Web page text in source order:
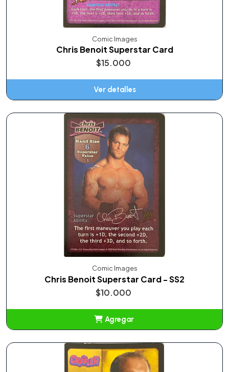
Comic Images
Chris Benoit Superstar Card
$15.000
Ver detalles
Comic Images
Chris Benoit Superstar Card - SS2
$10.000
Agregar